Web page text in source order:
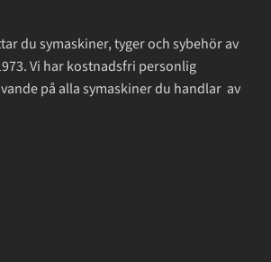
du symaskiner, tyger och sybehör av
Vi har kostnadsfri personlig
på alla symaskiner du handlar av